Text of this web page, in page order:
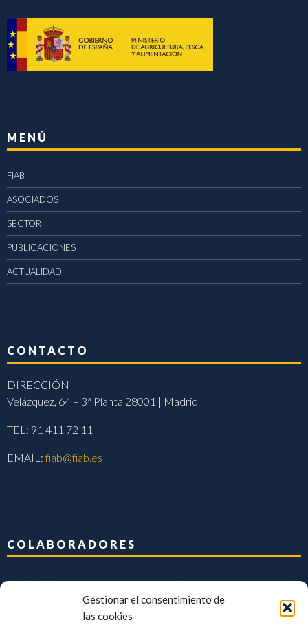
Gestionar el consentimiento de
las cookies
MENÚ
FIAB
ASOCIADOS
SECTOR
PUBLICACIONES
ACTUALIDAD
CONTACTO
DIRECCIÓN
Velázquez, 64 – 3ª Planta 28001 | Madrid
TEL: 91 411 72 11
EMAIL:fiab@fiab.es
COLABORADORES